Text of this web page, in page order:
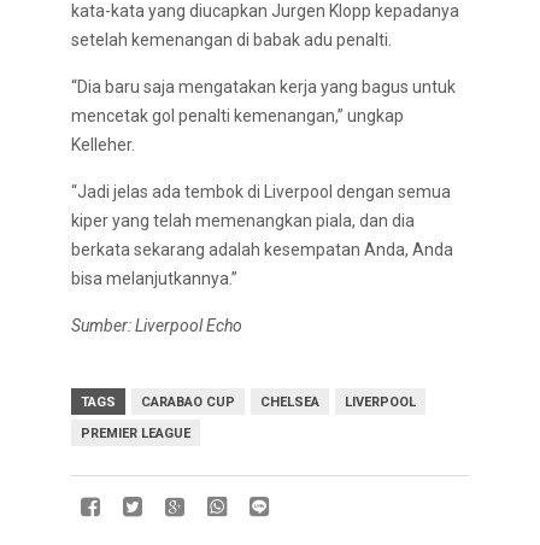
kata-kata yang diucapkan Jurgen Klopp kepadanya
setelah kemenangan di babak adu penalti.
“Dia baru saja mengatakan kerja yang bagus untuk
mencetak gol penalti kemenangan,” ungkap
Kelleher.
“Jadi jelas ada tembok di Liverpool dengan semua
kiper yang telah memenangkan piala, dan dia
berkata sekarang adalah kesempatan Anda, Anda
bisa melanjutkannya.”
Sumber: Liverpool Echo
TAGS CARABAO CUP CHELSEA
LIVERPOOL
PREMIER LEAGUE